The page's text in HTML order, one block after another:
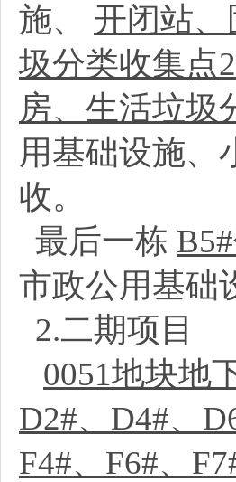
施、 开闭站
圾分类收集点
房、生活垃圾
用基础设施、
收。
最后一栋
市政公用基础
2.二期项目
0051地块地
D2#、D4#、
F4#、F6#、